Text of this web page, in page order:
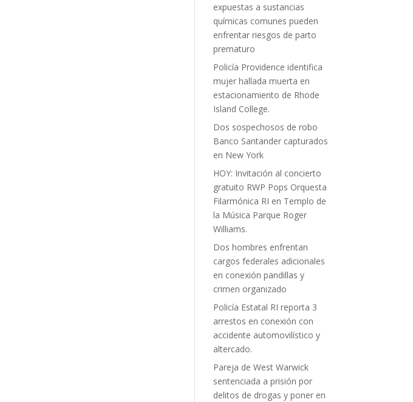
expuestas a sustancias
químicas comunes pueden
enfrentar riesgos de parto
prematuro
Policía Providence identifica
mujer hallada muerta en
estacionamiento de Rhode
Island College.
Dos sospechosos de robo
Banco Santander capturados
en New York
HOY: Invitación al concierto
gratuito RWP Pops Orquesta
Filarmónica RI en Templo de
la Música Parque Roger
Williams.
Dos hombres enfrentan
cargos federales adicionales
en conexión pandillas y
crimen organizado
Policía Estatal RI reporta 3
arrestos en conexión con
accidente automovilístico y
altercado.
Pareja de West Warwick
sentenciada a prisión por
delitos de drogas y poner en